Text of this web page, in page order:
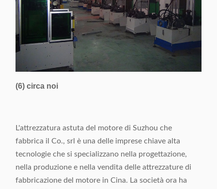
(6) circa noi
L'attrezzatura astuta del motore di Suzhou che
fabbrica il Co., srl è una delle imprese chiave alta
tecnologie che si specializzano nella progettazione,
nella produzione e nella vendita delle attrezzature di
fabbricazione del motore in Cina. La società ora ha